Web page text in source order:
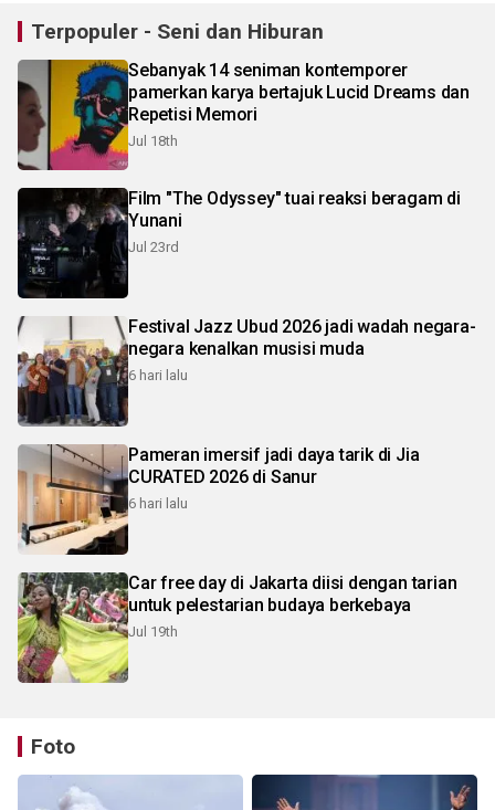
Terpopuler - Seni dan Hiburan
Sebanyak 14 seniman kontemporer
pamerkan karya bertajuk Lucid Dreams dan
Repetisi Memori
Jul 18th
Film "The Odyssey" tuai reaksi beragam di
Yunani
Jul 23rd
Festival Jazz Ubud 2026 jadi wadah negara-
negara kenalkan musisi muda
6 hari lalu
Pameran imersif jadi daya tarik di Jia
CURATED 2026 di Sanur
6 hari lalu
Car free day di Jakarta diisi dengan tarian
untuk pelestarian budaya berkebaya
Jul 19th
Foto